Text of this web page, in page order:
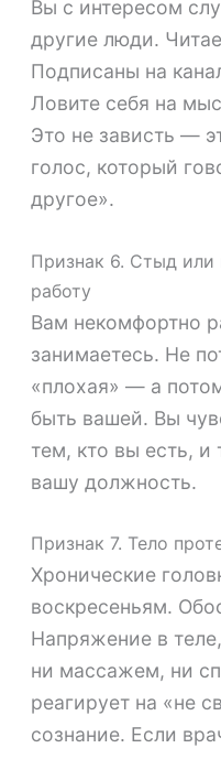
Вы с интересом
другие люди.
Подписаны на
Ловите себя на
Это не зависть —
голос, который
другое».
Признак 6. Стыд или
работу
Вам некомфортно
занимаетесь. Не
«плохая» — а
быть вашей. Вы
тем, кто вы есть, и
вашу должность.
Признак 7. Тело
Хронические
воскресеньям.
Напряжение в
ни массажем, ни
реагирует на «не
сознание. Если